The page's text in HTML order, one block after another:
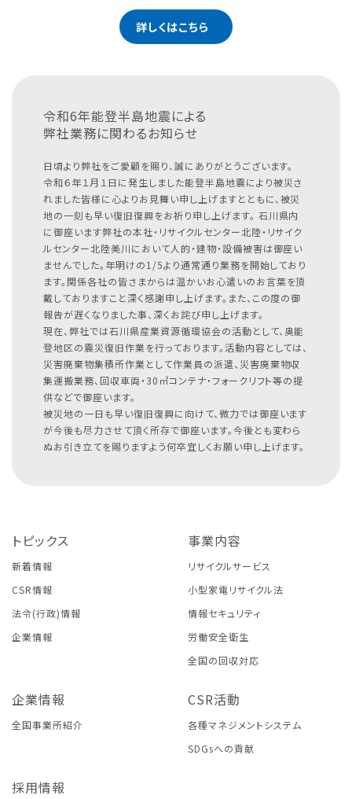
詳しくはこちら
令和6年能登半島地震による
弊社業務に関わるお知らせ
日頃より弊社をご愛顧を賜り、誠にありがとうございます。
令和６年１月１日に発生しました能登半島地震により被災さ
れました皆様に心よりお見舞い申し上げますとともに、被災
地の一刻も早い復旧復興をお祈り申し上げます。 石川県内
に御座います弊社の本社・リサイクルセンター北陸・リサイク
ルセンター北陸美川において人的・建物・設備被害は御座い
ませんでした。年明けの1/5より通常通り業務を開始しており
ます。関係各社の皆さまからは温かいお心遣いのお言葉を頂
戴しておりますこと深く感謝申し上げます。また、この度の御
報告が遅くなりました事、深くお詫び申し上げます。
現在、弊社では石川県産業資源循環協会の活動として、奥能
登地区の震災復旧作業を行っております。活動内容としては、
災害廃棄物集積所作業として作業員の派遣、災害廃棄物収
集運搬業務、回収車両・30㎥コンテナ・フォークリフト等の提
供などで御座います。
被災地の一日も早い復旧復興に向けて、微力では御座います
が今後も尽力させて頂く所存で御座います。今後とも変わら
ぬお引き立てを賜りますよう何卒宜しくお願い申し上げます。
トピックス
新着情報
CSR情報
法令(行政)情報
企業情報
事業内容
リサイクルサービス
小型家電リサイクル法
情報セキュリティ
労働安全衛生
全国の回収対応
企業情報
全国事業所紹介
CSR活動
各種マネジメントシステム
SDGsへの貢献
採用情報